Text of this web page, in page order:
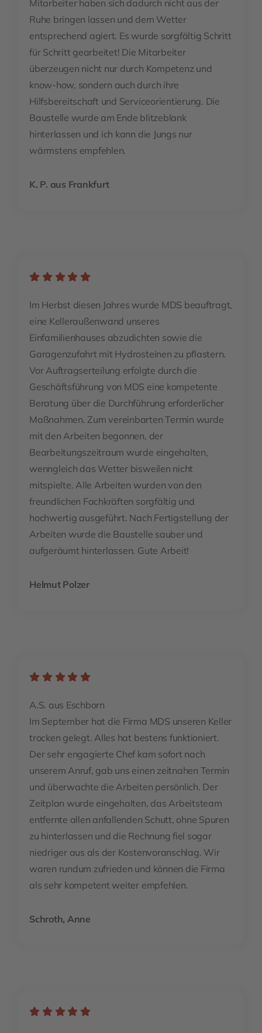
Mitarbeiter haben sich dadurch nicht aus der
Ruhe bringen lassen und dem Wetter
entsprechend agiert. Es wurde sorgfältig Schritt
für Schritt gearbeitet! Die Mitarbeiter
überzeugen nicht nur durch Kompetenz und
know-how, sondern auch durch ihre
Hilfsbereitschaft und Serviceorientierung. Die
Baustelle wurde am Ende blitzeblank
hinterlassen und ich kann die Jungs nur
wärmstens empfehlen.
K. P. aus Frankfurt
Im Herbst diesen Jahres wurde MDS beauftragt,
eine Kelleraußenwand unseres
Einfamilienhauses abzudichten sowie die
Garagenzufahrt mit Hydrosteinen zu pflastern.
Vor Auftragserteilung erfolgte durch die
Geschäftsführung von MDS eine kompetente
Beratung über die Durchführung erforderlicher
Maßnahmen. Zum vereinbarten Termin wurde
mit den Arbeiten begonnen, der
Bearbeitungszeitraum wurde eingehalten,
wenngleich das Wetter bisweilen nicht
mitspielte. Alle Arbeiten wurden von den
freundlichen Fachkräften sorgfältig und
hochwertig ausgeführt. Nach Fertigstellung der
Arbeiten wurde die Baustelle sauber und
aufgeräumt hinterlassen. Gute Arbeit!
Helmut Polzer
A.S. aus Eschborn
Im September hat die Firma MDS unseren Keller
trocken gelegt. Alles hat bestens funktioniert.
Der sehr engagierte Chef kam sofort nach
unserem Anruf, gab uns einen zeitnahen Termin
und überwachte die Arbeiten persönlich. Der
Zeitplan wurde eingehalten, das Arbeitsteam
entfernte allen anfallenden Schutt, ohne Spuren
zu hinterlassen und die Rechnung fiel sogar
niedriger aus als der Kostenvoranschlag. Wir
waren rundum zufrieden und können die Firma
als sehr kompetent weiter empfehlen.
Schroth, Anne